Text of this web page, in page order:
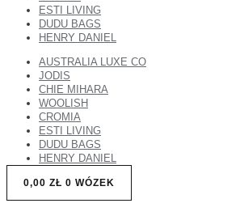
ESTI LIVING
DUDU BAGS
HENRY DANIEL
AUSTRALIA LUXE CO
JODIS
CHIE MIHARA
WOOLISH
CROMIA
ESTI LIVING
DUDU BAGS
HENRY DANIEL
0,00 ZŁ 0 WÓZEK